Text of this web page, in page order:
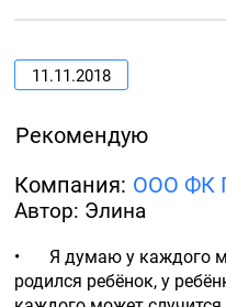
11.11.2018
Рекомендую
Компания: ООО ФК
Автор: Элина
•	Я думаю у каждого может случится. Вышла замуж,
родился ребёнок, у